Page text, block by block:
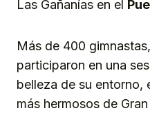
Las Gañanías en el
Más de 400
participaron en una
belleza de su entorno,
más hermosos de